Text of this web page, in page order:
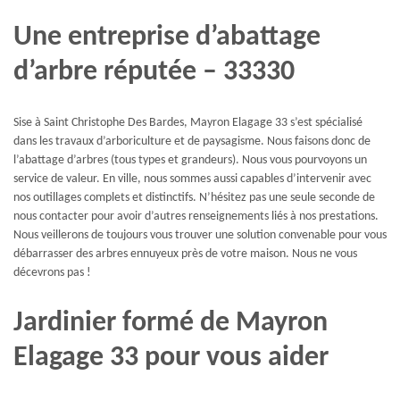
Une entreprise d’abattage
d’arbre réputée – 33330
Sise à Saint Christophe Des Bardes, Mayron Elagage 33 s’est spécialisé
dans les travaux d’arboriculture et de paysagisme. Nous faisons donc de
l’abattage d’arbres (tous types et grandeurs). Nous vous pourvoyons un
service de valeur. En ville, nous sommes aussi capables d’intervenir avec
nos outillages complets et distinctifs. N’hésitez pas une seule seconde de
nous contacter pour avoir d’autres renseignements liés à nos prestations.
Nous veillerons de toujours vous trouver une solution convenable pour vous
débarrasser des arbres ennuyeux près de votre maison. Nous ne vous
décevrons pas !
Jardinier formé de Mayron
Elagage 33 pour vous aider